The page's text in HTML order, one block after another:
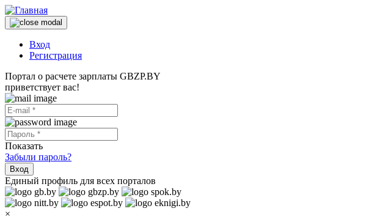
Вход
Регистрация
Портал о расчете зарплаты GBZP.BY
приветствует вас!
Показать
Забыли пароль?
Вход
Единый профиль для всех порталов
×